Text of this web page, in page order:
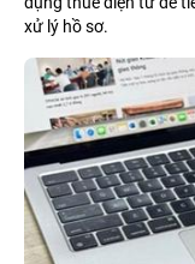
xử lý hồ sơ.